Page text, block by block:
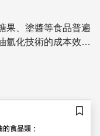
果、塗醬等食品普遍
氫化技術的成本效益
脂肪的健康危害確
儲存